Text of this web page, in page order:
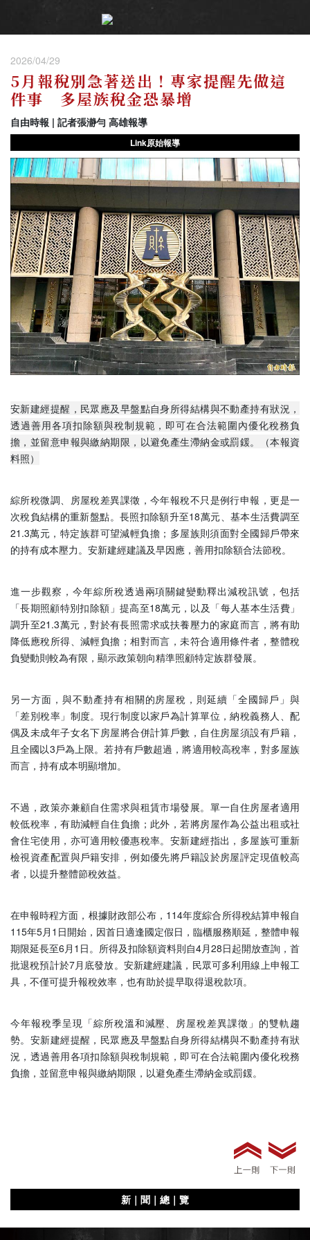
2026/04/29
5月報稅別急著送出！專家提醒先做這
件事 多屋族稅金恐暴增
自由時報 | 記者張瀞勻 高雄報導
Link原始報導
安新建經提醒，民眾應及早盤點自身所得結構與不動產持有狀況，
透過善用各項扣除額與稅制規範，即可在合法範圍內優化稅務負
擔，並留意申報與繳納期限，以避免產生滯納金或罰鍰。（本報資
料照）
綜所稅微調、房屋稅差異課徵，今年報稅不只是例行申報，更是一
次稅負結構的重新盤點。長照扣除額升至18萬元、基本生活費調至
21.3萬元，特定族群可望減輕負擔；多屋族則須面對全國歸戶帶來
的持有成本壓力。安新建經建議及早因應，善用扣除額合法節稅。
進一步觀察，今年綜所稅透過兩項關鍵變動釋出減稅訊號，包括
「長期照顧特別扣除額」提高至18萬元，以及「每人基本生活費」
調升至21.3萬元，對於有長照需求或扶養壓力的家庭而言，將有助
降低應稅所得、減輕負擔；相對而言，未符合適用條件者，整體稅
負變動則較為有限，顯示政策朝向精準照顧特定族群發展。
另一方面，與不動產持有相關的房屋稅，則延續「全國歸戶」與
「差別稅率」制度。現行制度以家戶為計算單位，納稅義務人、配
偶及未成年子女名下房屋將合併計算戶數，自住房屋須設有戶籍，
且全國以3戶為上限。若持有戶數超過，將適用較高稅率，對多屋族
而言，持有成本明顯增加。
不過，政策亦兼顧自住需求與租賃市場發展。單一自住房屋者適用
較低稅率，有助減輕自住負擔；此外，若將房屋作為公益出租或社
會住宅使用，亦可適用較優惠稅率。安新建經指出，多屋族可重新
檢視資產配置與戶籍安排，例如優先將戶籍設於房屋評定現值較高
者，以提升整體節稅效益。
在申報時程方面，根據財政部公布，114年度綜合所得稅結算申報自
115年5月1日開始，因首日適逢國定假日，臨櫃服務順延，整體申報
期限延長至6月1日。所得及扣除額資料則自4月28日起開放查詢，首
批退稅預計於7月底發放。安新建經建議，民眾可多利用線上申報工
具，不僅可提升報稅效率，也有助於提早取得退稅款項。
今年報稅季呈現「綜所稅溫和減壓、房屋稅差異課徵」的雙軌趨
勢。安新建經提醒，民眾應及早盤點自身所得結構與不動產持有狀
況，透過善用各項扣除額與稅制規範，即可在合法範圍內優化稅務
負擔，並留意申報與繳納期限，以避免產生滯納金或罰鍰。
新｜聞｜總｜覽